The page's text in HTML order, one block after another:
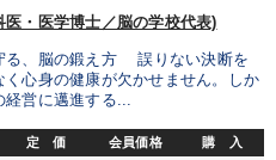
医・医学博士／脳の学校代表)
る、脳の鍛え方 誤りない決断を
心身の健康が欠かせません。しか
営に邁進する...
定 価 会員価格 購 入